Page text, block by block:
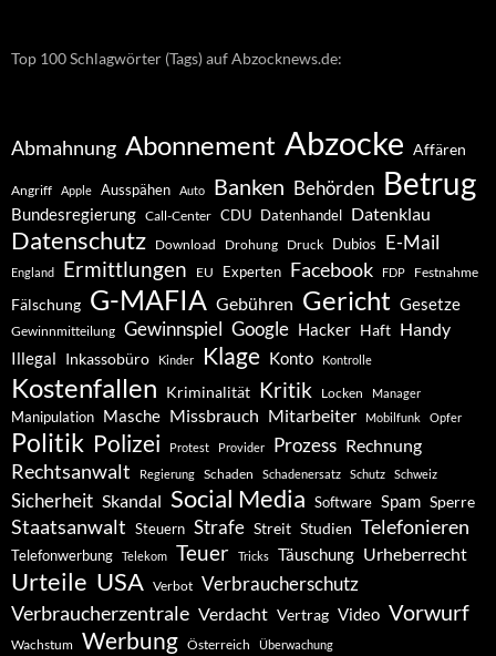
Top 100 Schlagwörter (Tags) auf Abzocknews.de:
Abmahnung Abonnement Abzocke Affären
Angriff Apple Ausspähen Auto Banken Behörden Betrug
Bundesregierung Call-Center CDU Datenhandel Datenklau
Datenschutz Download Drohung Druck Dubios E-Mail
England Ermittlungen EU Experten Facebook FDP Festnahme
Fälschung G-MAFIA Gebühren Gericht Gesetze
Gewinnmitteilung Gewinnspiel Google Hacker Haft Handy
Illegal Inkassobüro Kinder Klage Konto Kontrolle
Kostenfallen Kriminalität Kritik Locken Manager
Manipulation Masche Missbrauch Mitarbeiter Mobilfunk Opfer
Politik Polizei Protest Provider Prozess Rechnung
Rechtsanwalt Regierung Schaden Schadenersatz Schutz Schweiz
Sicherheit Skandal Social Media Software Spam Sperre
Staatsanwalt Steuern Strafe Streit Studien Telefonieren
Telefonwerbung Telekom Teuer Tricks Täuschung Urheberrecht
Urteile USA Verbot Verbraucherschutz
Verbraucherzentrale Verdacht Vertrag Video Vorwurf
Wachstum Werbung Österreich Überwachung